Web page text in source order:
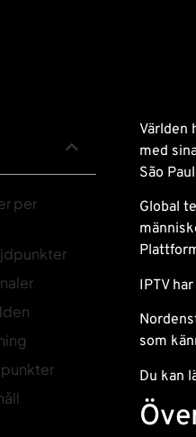
per
Världen
med
São
Global
IPTV
som
Du kan